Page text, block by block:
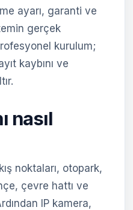
ayarı, garanti ve
gerçek
kurulum;
kaybını ve
nasıl
noktaları, otopark,
çevre hattı ve
IP kamera,